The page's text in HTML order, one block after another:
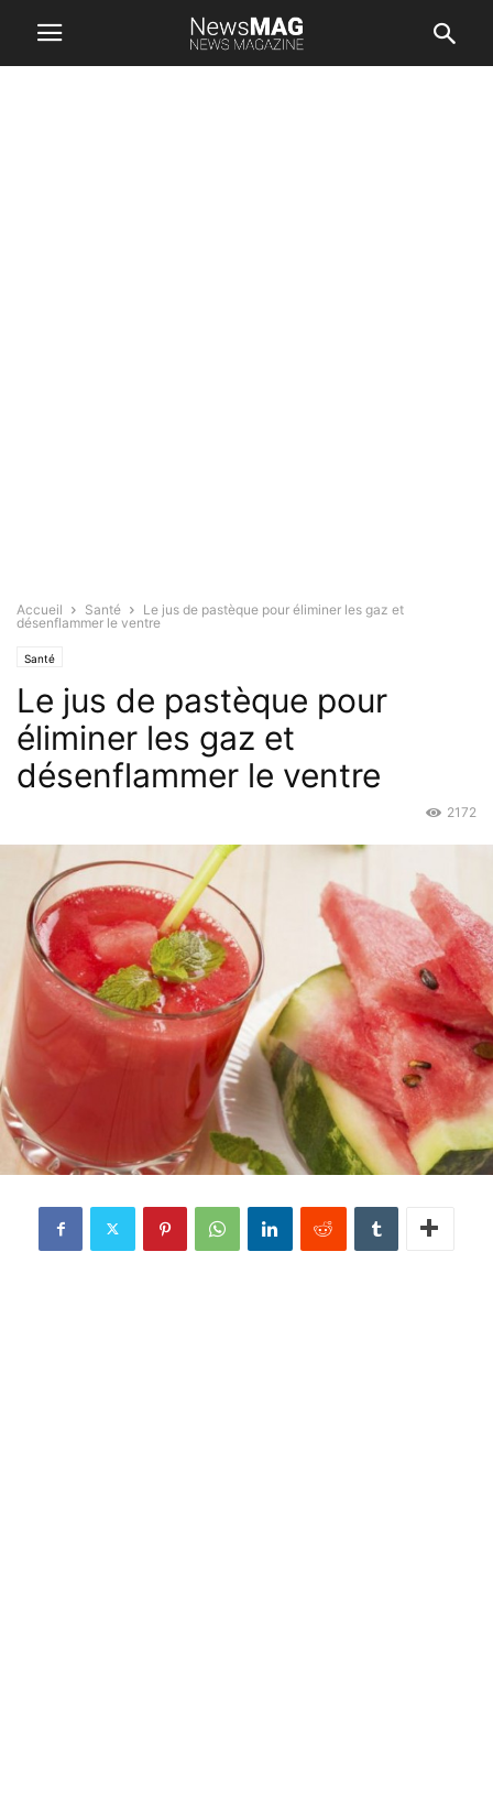
Accueil Santé
Le jus de pastèque pour éliminer les gaz et
désenflammer le ventre
Santé
Le jus de pastèque pour
éliminer les gaz et
désenflammer le ventre
2172